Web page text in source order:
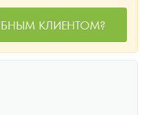
КЛИЕНТОМ?